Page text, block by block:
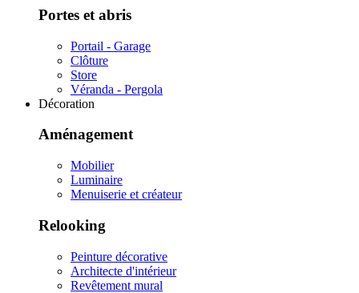
Portes et abris
Portail - Garage
Clôture
Store
Véranda - Pergola
Décoration
Aménagement
Mobilier
Luminaire
Menuiserie et créateur
Relooking
Peinture décorative
Architecte d'intérieur
Revêtement mural